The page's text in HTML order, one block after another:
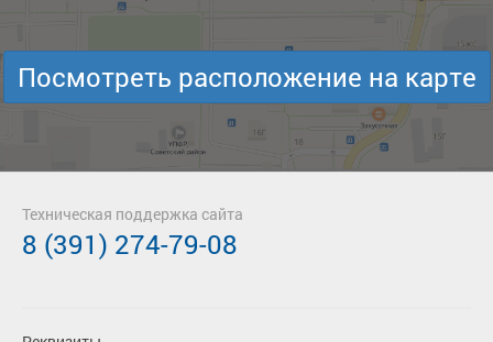
Посмотреть расположение на карте
Техническая поддержка сайта
8 (391) 274-79-08